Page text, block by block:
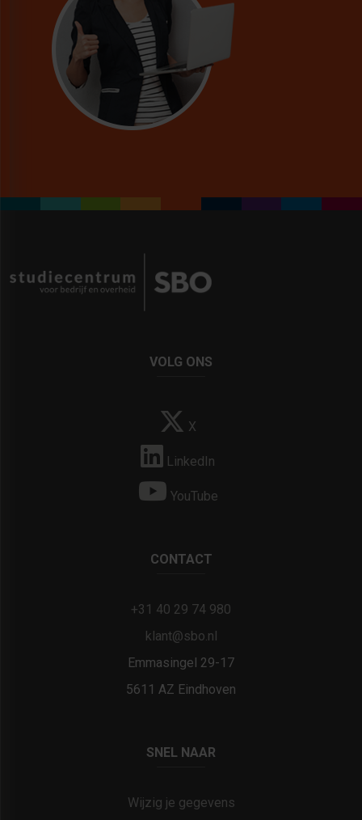
VOLG ONS
X
LinkedIn
YouTube
CONTACT
+31 40 29 74 980
klant@sbo.nl
Emmasingel 29-17
5611 AZ Eindhoven
SNEL NAAR
Wijzig je gegevens